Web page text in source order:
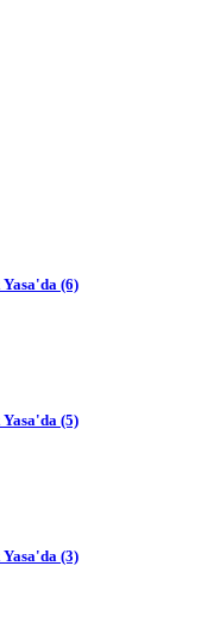
(6)
(5)
(3)